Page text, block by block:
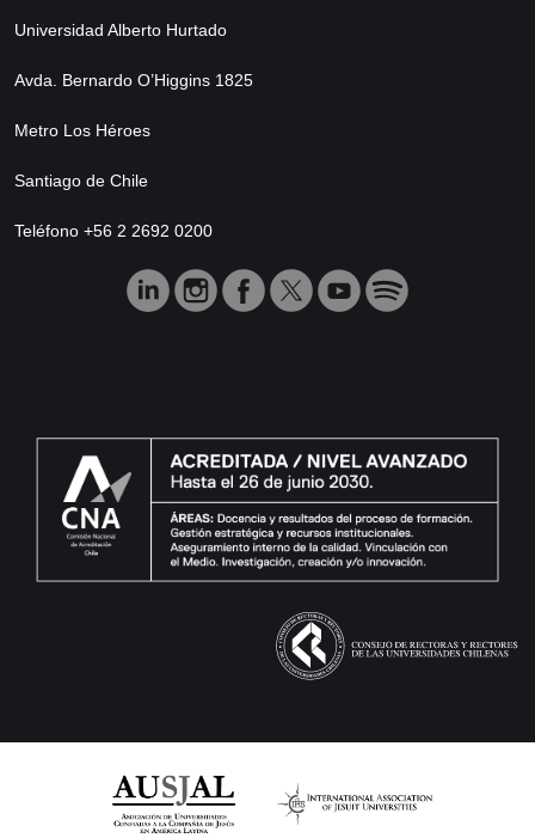
Universidad Alberto Hurtado
Avda. Bernardo O’Higgins 1825
Metro Los Héroes
Santiago de Chile
Teléfono +56 2 2692 0200